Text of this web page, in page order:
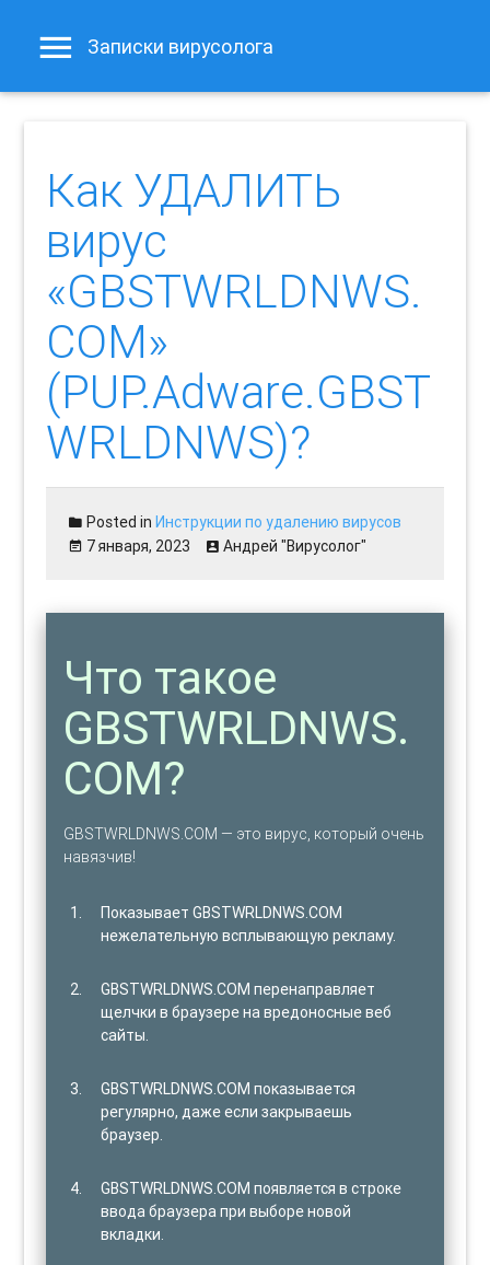
Записки вирусолога
Как УДАЛИТЬ
вирус
«GBSTWRLDNWS.
COM»
(PUP.Adware.GBST
WRLDNWS)?
Posted inИнструкции по удалению вирусов
7 января, 2023
Андрей "Вирусолог"
Что такое
GBSTWRLDNWS.
COM?
GBSTWRLDNWS.COM — это вирус, который очень
навязчив!
Показывает GBSTWRLDNWS.COM
нежелательную всплывающую рекламу.
GBSTWRLDNWS.COM перенаправляет
щелчки в браузере на вредоносные веб
сайты.
GBSTWRLDNWS.COM показывается
регулярно, даже если закрываешь
браузер.
GBSTWRLDNWS.COM появляется в строке
ввода браузера при выборе новой
вкладки.